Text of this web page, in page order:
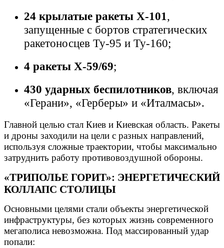
24 крылатые ракеты Х-101,
запущенные с бортов стратегических
ракетоносцев Ту-95 и Ту-160;
4 ракеты Х-59/69;
430 ударных беспилотников, включая
«Герани», «Герберы» и «Италмасы».
Главной целью стал Киев и Киевская область. Ракеты
и дроны заходили на цели с разных направлений,
используя сложные траектории, чтобы максимально
затруднить работу противовоздушной обороны.
«ТРИПОЛЬЕ ГОРИТ»: ЭНЕРГЕТИЧЕСКИЙ
КОЛЛАПС СТОЛИЦЫ
Основными целями стали объекты энергетической
инфраструктуры, без которых жизнь современного
мегаполиса невозможна. Под массированный удар
попали: